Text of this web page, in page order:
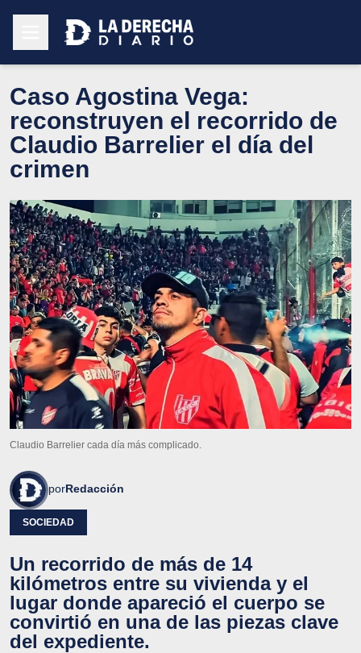
Caso Agostina Vega:
reconstruyen el recorrido de
Claudio Barrelier el día del
crimen
Claudio Barrelier cada día más complicado.
porRedacción
SOCIEDAD
Un recorrido de más de 14
kilómetros entre su vivienda y el
lugar donde apareció el cuerpo se
convirtió en una de las piezas clave
del expediente.